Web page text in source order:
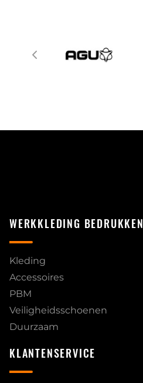
WERKKLEDING BEDRUKKEN
Kleding
Accessoires
PBM
Veiligheidsschoenen
Duurzaam
KLANTENSERVICE